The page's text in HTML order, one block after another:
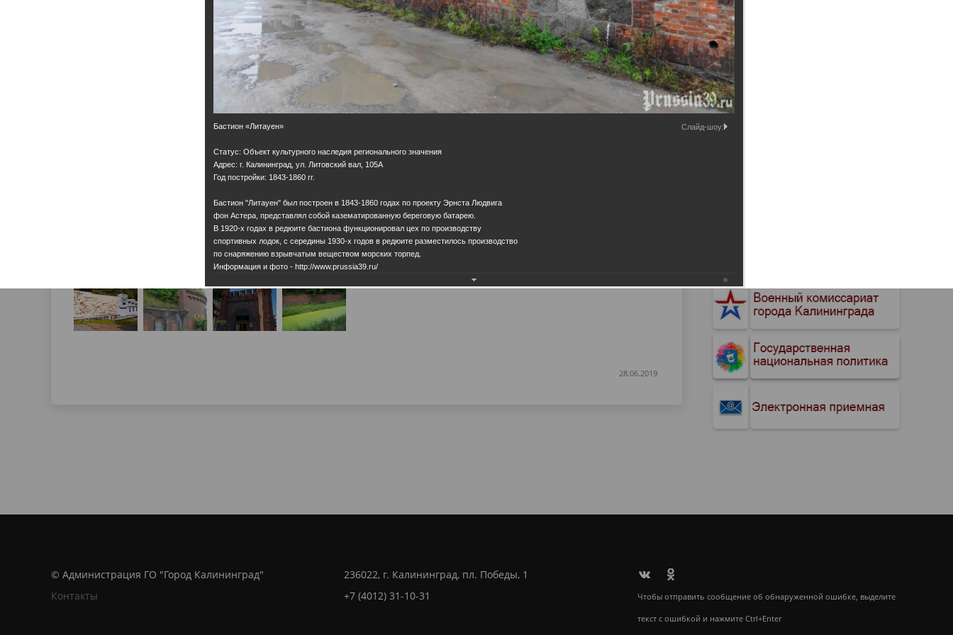
28.06.2019
сооружения
Мосты
© Администрация ГО "Город Калининград"
Контакты
236022, г. Калининград, пл. Победы, 1
+7 (4012) 31-10-31
Чтобы отправить сообщение об обнаруженной ошибке, выделите
текст с ошибкой и нажмите Ctrl+Enter
Бастион «Литауен»
Статус: Объект культурного наследия регионального значения
Адрес: г. Калининград, ул. Литовский вал, 105А
Год постройки: 1843-1860 гг.
Бастион "Литауен" был построен в 1843-1860 годах по проекту Эрнста Людвига
фон Астера, представлял собой казематированную береговую батарею.
В 1920-х годах в редюите бастиона функционировал цех по производству
спортивных лодок, с середины 1930-х годов в редюите разместилось производство
по снаряжению взрывчатым веществом морских торпед.
Информация и фото - http://www.prussia39.ru/
Слайд-шоу: